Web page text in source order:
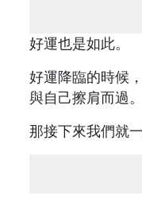
好運也是如此。
好運降臨的時候
與自己擦肩而過。
那接下來我們就